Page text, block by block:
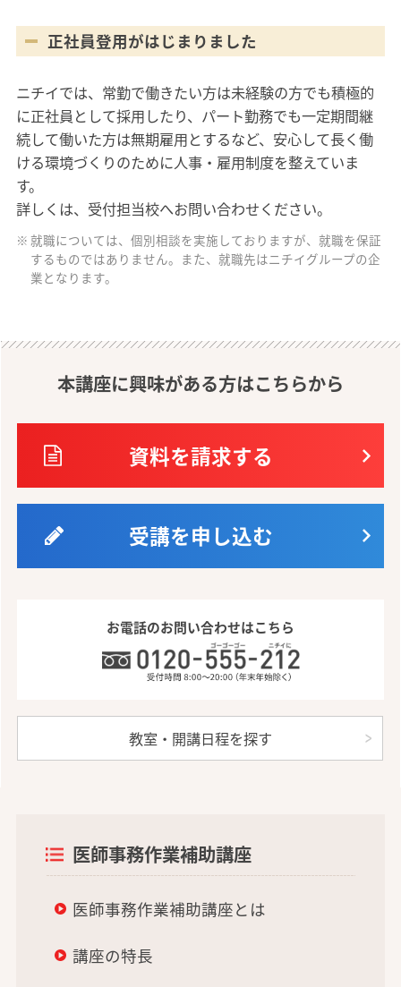
正社員登用がはじまりました
ニチイでは、常勤で働きたい方は未経験の方でも積極的
に正社員として採用したり、パート勤務でも一定期間継
続して働いた方は無期雇用とするなど、安心して長く働
ける環境づくりのために人事・雇用制度を整えていま
す。
詳しくは、受付担当校へお問い合わせください。
就職については、個別相談を実施しておりますが、就職を保証
するものではありません。また、就職先はニチイグループの企
業となります。
本講座に興味がある方はこちらから
資料を請求する
受講を申し込む
お電話のお問い合わせはこちら
教室・開講日程を探す
医師事務作業補助講座
医師事務作業補助講座とは
講座の特長